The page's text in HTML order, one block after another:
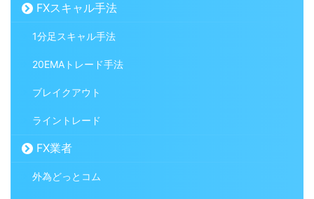
FXスキャル手法
1分足スキャル手法
20EMAトレード手法
ブレイクアウト
ライントレード
FX業者
外為どっとコム